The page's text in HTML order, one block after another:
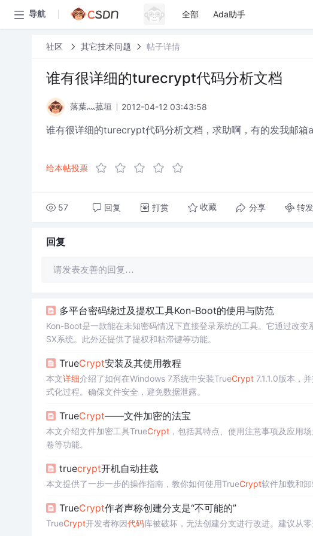
导航 全部 Ada助手
社区 其它技术问题 帖子详情
谁有很详细的turecrypt代码分析文档
落葉灬菰垣 2012-04-12 03:43:58
谁有很详细的turecrypt代码分析文档，求助啊，有的发我邮
给本帖投票
57 回复 打赏 收藏 分享 转
回复
请发表友善的回复…
多平台密码绕过及提权工具Kon-Boot的使用与防范
Kon-Boot是一款能在未知密码情况下直接登录系统的工具。它通过改
SX系统。此外还提供了提权和粘滞键等功能。
TrueCrypt安装及其使用教程
本文详细介绍了如何在Windows 7系统中安装TrueCrypt7.1.1.0版本，
式化过程。确保文件安全，避免数据泄露。
TrueCrypt——文件加密的法宝
本文介绍文件加密工具TrueCrypt，包括其特点、使用注意事项及应用
卷等功能。
truecrypt开机自动挂载
本文提供了一步一步的操作指南，教你如何使用TrueCrypt软件加载和
TrueCrypt作者声称创建分支是“不可能的”
TrueCrypt开发者称因代码库被破坏，无法创建分支进行改进。建议从零